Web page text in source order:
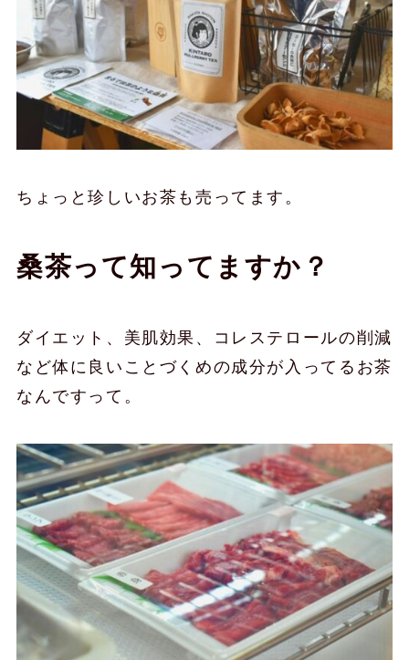
ちょっと珍しいお茶も売ってます。
桑茶って知ってますか？
ダイエット、美肌効果、コレステロールの削減
など体に良いことづくめの成分が入ってるお茶
なんですって。